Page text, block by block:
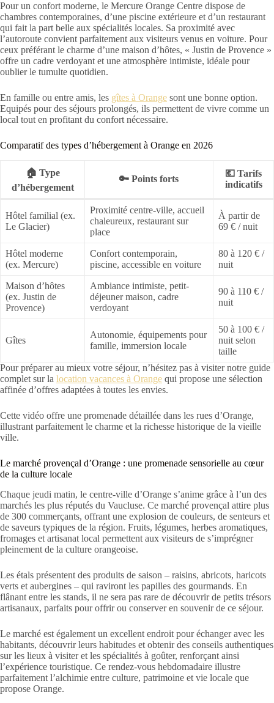
Pour un confort moderne, le Mercure Orange Centre dispose de
chambres contemporaines, d’une piscine extérieure et d’un restaurant
qui fait la part belle aux spécialités locales. Sa proximité avec
l’autoroute convient parfaitement aux visiteurs venus en voiture. Pour
ceux préférant le charme d’une maison d’hôtes, « Justin de Provence »
offre un cadre verdoyant et une atmosphère intimiste, idéale pour
oublier le tumulte quotidien.
En famille ou entre amis, les gîtes à Orange sont une bonne option.
Equipés pour des séjours prolongés, ils permettent de vivre comme un
local tout en profitant du confort nécessaire.
Comparatif des types d’hébergement à Orange en 2026
🏠 Type
d’hébergement
🔑 Points forts
💶 Tarifs
indicatifs
Hôtel familial (ex.
Le Glacier)
Proximité centre-ville, accueil
chaleureux, restaurant sur
place
À partir de
69 € / nuit
Hôtel moderne
(ex. Mercure)
Confort contemporain,
piscine, accessible en voiture
80 à 120 € /
nuit
Maison d’hôtes
(ex. Justin de
Provence)
Ambiance intimiste, petit-
déjeuner maison, cadre
verdoyant
90 à 110 € /
nuit
Gîtes
Autonomie, équipements pour
famille, immersion locale
50 à 100 € /
nuit selon
taille
Pour préparer au mieux votre séjour, n’hésitez pas à visiter notre guide
complet sur la location vacances à Orange qui propose une sélection
affinée d’offres adaptées à toutes les envies.
Cette vidéo offre une promenade détaillée dans les rues d’Orange,
illustrant parfaitement le charme et la richesse historique de la vieille
ville.
Le marché provençal d’Orange : une promenade sensorielle au cœur
de la culture locale
Chaque jeudi matin, le centre-ville d’Orange s’anime grâce à l’un des
marchés les plus réputés du Vaucluse. Ce marché provençal attire plus
de 300 commerçants, offrant une explosion de couleurs, de senteurs et
de saveurs typiques de la région. Fruits, légumes, herbes aromatiques,
fromages et artisanat local permettent aux visiteurs de s’imprégner
pleinement de la culture orangeoise.
Les étals présentent des produits de saison – raisins, abricots, haricots
verts et aubergines – qui raviront les papilles des gourmands. En
flânant entre les stands, il ne sera pas rare de découvrir de petits trésors
artisanaux, parfaits pour offrir ou conserver en souvenir de ce séjour.
Le marché est également un excellent endroit pour échanger avec les
habitants, découvrir leurs habitudes et obtenir des conseils authentiques
sur les lieux à visiter et les spécialités à goûter, renforçant ainsi
l’expérience touristique. Ce rendez-vous hebdomadaire illustre
parfaitement l’alchimie entre culture, patrimoine et vie locale que
propose Orange.